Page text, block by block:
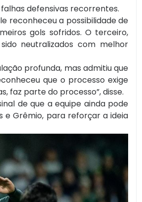
defensivas recorrentes.
reconheceu a possibilidade de
gols sofridos. O terceiro,
neutralizados com melhor
profunda, mas admitiu que
que o processo exige
faz parte do processo”, disse.
de que a equipe ainda pode
e Grêmio, para reforçar a ideia